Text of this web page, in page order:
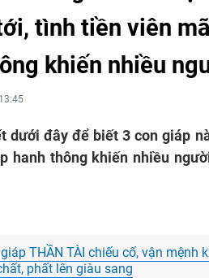
tình tiền viên
khiến nhiều
dưới đây để biết 3 con giáp
hanh thông khiến nhiều
THẦN TÀI chiếu cố, vận mệnh
phất lên giàu sang